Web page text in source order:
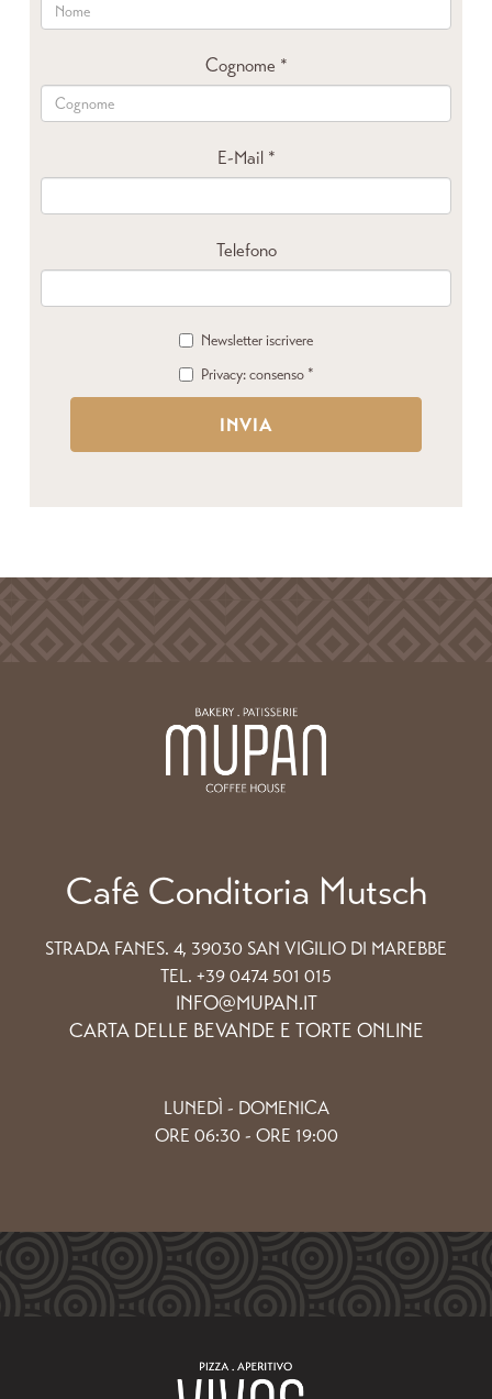
Cognome *
E-Mail *
Telefono
Newsletter iscrivere
Privacy: consenso *
INVIA
Cafê Conditoria Mutsch
STRADA FANES. 4, 39030 SAN VIGILIO DI MAREBBE
TEL. +39 0474 501 015
INFO@MUPAN.IT
CARTA DELLE BEVANDE E TORTE ONLINE
LUNEDÌ - DOMENICA
ORE 06:30 - ORE 19:00